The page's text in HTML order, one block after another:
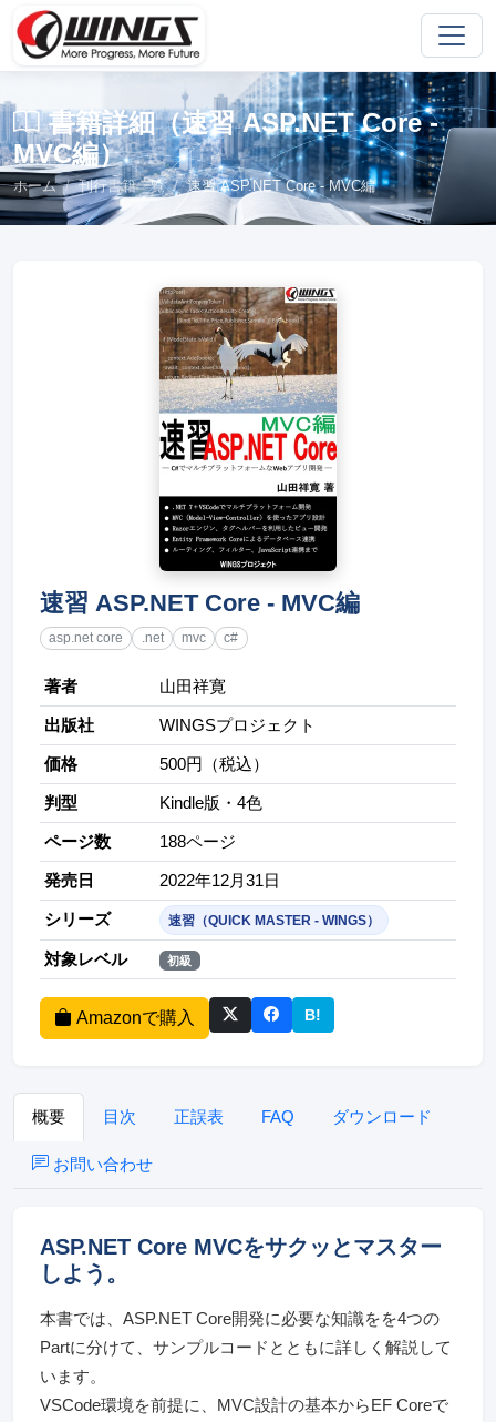
書籍詳細（速習 ASP.NET Core -
MVC編）
ホーム 刊行書籍一覧 速習 ASP.NET Core - MVC編
速習 ASP.NET Core - MVC編
asp.net core .net mvc c#
著者 山田祥寛
出版社 WINGSプロジェクト
価格 500円（税込）
判型 Kindle版・4色
ページ数 188ページ
発売日 2022年12月31日
シリーズ 速習（QUICK MASTER - WINGS）
対象レベル 初級
Amazonで購入 B!このページをはてなブッ
概要 目次 正誤表 FAQ ダウンロード
お問い合わせ
ASP.NET Core MVCをサクッとマスター
しよう。
本書では、ASP.NET Core開発に必要な知識をを4つの
Partに分けて、サンプルコードとともに詳しく解説して
います。
VSCode環境を前提に、MVC設計の基本からEF Coreで